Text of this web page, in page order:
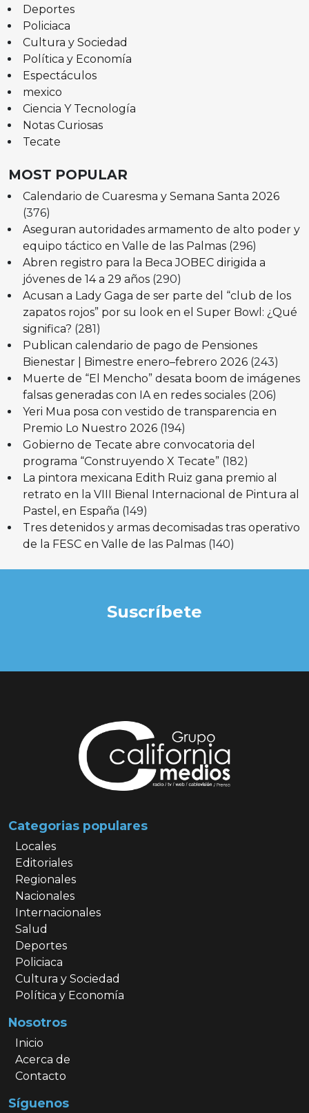
Deportes
Policiaca
Cultura y Sociedad
Política y Economía
Espectáculos
mexico
Ciencia Y Tecnología
Notas Curiosas
Tecate
MOST POPULAR
Calendario de Cuaresma y Semana Santa 2026
(376)
Aseguran autoridades armamento de alto poder y
equipo táctico en Valle de las Palmas (296)
Abren registro para la Beca JOBEC dirigida a
jóvenes de 14 a 29 años (290)
Acusan a Lady Gaga de ser parte del “club de los
zapatos rojos” por su look en el Super Bowl: ¿Qué
significa? (281)
Publican calendario de pago de Pensiones
Bienestar | Bimestre enero–febrero 2026 (243)
Muerte de “El Mencho” desata boom de imágenes
falsas generadas con IA en redes sociales (206)
Yeri Mua posa con vestido de transparencia en
Premio Lo Nuestro 2026 (194)
Gobierno de Tecate abre convocatoria del
programa “Construyendo X Tecate” (182)
La pintora mexicana Edith Ruiz gana premio al
retrato en la VIII Bienal Internacional de Pintura al
Pastel, en España (149)
Tres detenidos y armas decomisadas tras operativo
de la FESC en Valle de las Palmas (140)
Suscríbete
Categorias populares
Locales
Editoriales
Regionales
Nacionales
Internacionales
Salud
Deportes
Policiaca
Cultura y Sociedad
Política y Economía
Nosotros
Inicio
Acerca de
Contacto
Síguenos